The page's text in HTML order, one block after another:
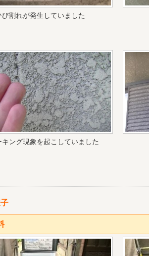
び割れが発生していました
キング現象を起こしていました